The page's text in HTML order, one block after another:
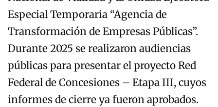
Especial Temporaria “Agencia de
Transformación de Empresas Públicas”.
Durante 2025 se realizaron audiencias
públicas para presentar el proyecto Red
Federal de Concesiones – Etapa III, cuyos
informes de cierre ya fueron aprobados.